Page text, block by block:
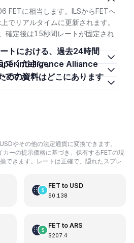
FETに相当します。ILSからFETへ
でリアルタイムに更新されます。
確定後は15秒間レートが固定され
てください。
ですか？
やその他の法定通貨に変換できます。
ーの提示価格に基づき、保有するFETの現
できます。レートは正確で、隠れたスプレ
FET to USD
$0.138
FET to ARS
$207.4